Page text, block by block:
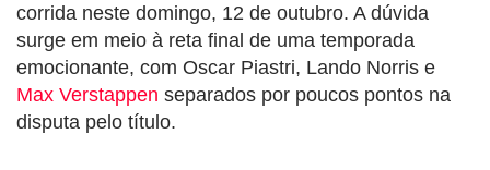
corrida neste domingo, 12 de outubro. A dúvida
surge em meio à reta final de uma temporada
emocionante, com Oscar Piastri, Lando Norris e
Max Verstappen separados por poucos pontos na
disputa pelo título.